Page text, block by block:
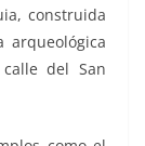
construida
arqueológica
del San